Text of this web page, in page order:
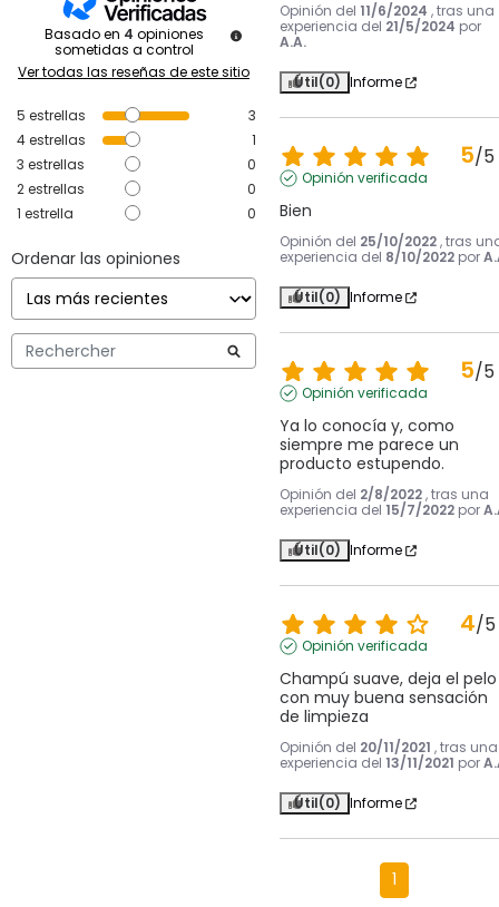
Basado en 4 opiniones
sometidas a control
Ver todas las reseñas de este sitio
5 estrellas
3
4estrellas
1
3 estrellas
0
2estrellas
0
1 estrella 0
Ordenar las opiniones
Opinión del 11/6/2024 , tras una
experiencia del 21/5/2024 por
A.A.
Útil(0) Informe
5/5
Opinión verificada
Bien
Opinión del 25/10/2022 , tras
experiencia del 8/10/2022 por
Útil(0) Informe
5/5
Opinión verificada
Ya lo conocía y, como
siempre me parece un
producto estupendo.
Opinión del 2/8/2022 , tras una
experiencia del 15/7/2022 por
Útil(0) Informe
4/5
Opinión verificada
Champú suave, deja el pelo
con muy buena sensación
de limpieza
Opinión del 20/11/2021 , tras una
experiencia del 13/11/2021 por
Útil(0) Informe
1